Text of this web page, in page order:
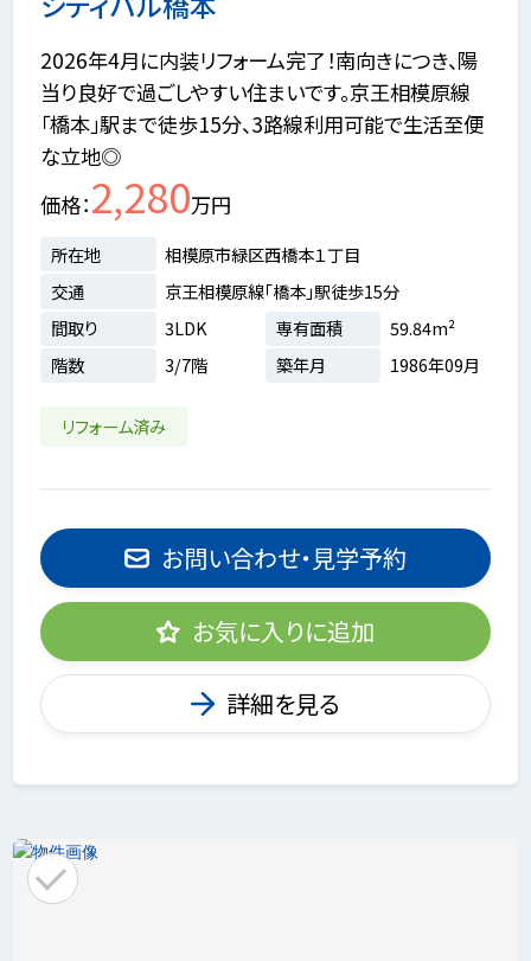
2026年4月に内装リフォーム完了！南向きにつき、陽
当り良好で過ごしやすい住まいです。京王相模原線
「橋本」駅まで徒歩15分、3路線利用可能で生活至便
な立地◎
価格 2,280万円
所在地
相模原市緑区西橋本１丁目
交通
京王相模原線「橋本」駅徒歩15分
間取り
3LDK 専有面積
59.84m²
階数
3/7階 築年月 1986年09月
リフォーム済み
お問い合わせ・見学予約
お気に入りに追加
詳細を見る